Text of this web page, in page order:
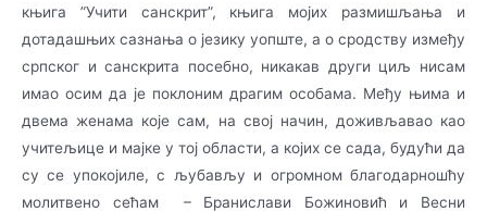
књига ”Учити санскрит”, књига мо­јих размишљања и
дотадашњих сазнања о језику уопште, а о сродству између
српског и са­­нскрита посебно, никакав други циљ нисам
имао осим да је поклоним драгим особама. Међу њима и
двема женама које сам, на свој начин, доживљавао као
учитељице и мајке у тој области, а којих се сада, будући да
су се упокојиле, с љубављу и огромном бла­го­да­р­но­шћу
молитвено сећам – Бранислави Божиновић и Весни